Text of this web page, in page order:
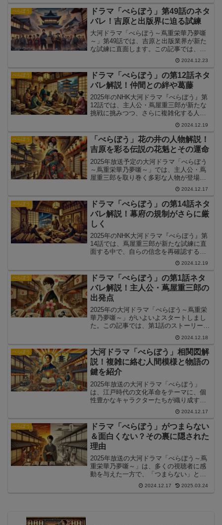
説します。
べらぼう
ドラマ「べらぼう」第49話のネタ
バレ！吉原と出版界に迫る試練
大河ドラマ「べらぼう～蔦重栄華乃夢噺
～」第49話では、吉原と出版業界が新た
な試練に直面します。この記事では、第
49話の展開や見どころを詳しく解説しま
2024.12.23
べらぼう
ドラマ「べらぼう」の第12話ネタ
バレ解説！仲間との絆や葛藤
2025年のNHK大河ドラマ『べらぼう』第
12話では、主人公・蔦屋重三郎が新たな
挑戦に挑みつつ、さらに複雑化する人間
関係の中で苦悩する姿が描かれました。
今回のエピソードは、物語のクライマッ
クスに向けての伏線が多数張られ、視聴
者にとっても大きな期待を抱かせる内容
です。この記事では、第12話のあらすじ
や見どころ、そして視聴者が注目したテ
ーマについて詳しく解説します。
2024.12.19
べらぼう
「べらぼう」花の井の人物解説！
吉原を彩る伝説の花魁とその運命
2025年放送予定の大河ドラマ「べらぼう
～蔦重栄華乃夢噺～」では、主人公・蔦
屋重三郎を取り巻く多彩な人物が登場し
ます。その中でも注目を集めるのが、吉
原を彩る伝説の花魁・花の井（はなの
い）です。この記事では、花の井の人物
像や彼女の運命、物語で果たす役割を詳
しく解説します。
2024.12.17
べらぼう
ドラマ「べらぼう」の第14話ネタ
バレ解説！幕府の規制がさらに厳
しく
2025年のNHK大河ドラマ『べらぼう』第
14話では、蔦屋重三郎が新たな試練に直
面する中で、自らの信念を再確認する姿
が描かれました。幕府の規制が厳しさを
増す一方で、重三郎と仲間たちが力を合
わせて挑む展開が視聴者の心を動かしま
す。この記事では、第14話のあらすじや
見どころを詳しく解説し、物語に込めら
れたテーマについて考察します。
2024.12.19
べらぼう
ドラマ「べらぼう」の第1話ネタ
バレ解説！主人公・蔦屋重三郎の
出発点
2025年の大河ドラマ「べらぼう～蔦重栄
華乃夢噺～」がいよいよスタートしまし
た。この記事では、第1話のストーリーを
ネタバレ解説し、重要な見どころやテー
2024.12.18
べらぼう
大河ドラマ「べらぼう」相関図解
説！複雑に絡む人間模様と物語の
鍵を紹介
2025年放送の大河ドラマ「べらぼう」
は、江戸時代の文化革命をテーマに、個
性豊かなキャラクターたちが織り成す壮
大な物語です。主要な人間模様と物語の
鍵を押さえ、ドラマをより深く楽しみま
しょう。
2024.12.17
べらぼう
ドラマ「べらぼう」がつまらない
＆面白くない？その裏に隠された
理由
2025年放送の大河ドラマ「べらぼう～蔦
重栄華乃夢噺～」は、多くの視聴者に感
動を与えた一方で、「つまらない」と感
じた意見も寄せられています。この記事
では、「べらぼう」がつまらないと感じ
2024.12.17 2025.03.24